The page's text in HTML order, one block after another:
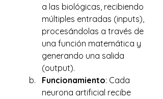
a las biológicas, recibiendo
múltiples entradas (inputs),
procesándolas a través de
una función matemática y
generando una salida
(output).
Funcionamiento: Cada
neurona artificial recibe